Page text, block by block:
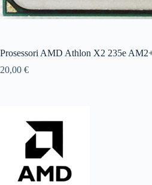
Prosessori AMD Athlon X2 235e
20,00 €